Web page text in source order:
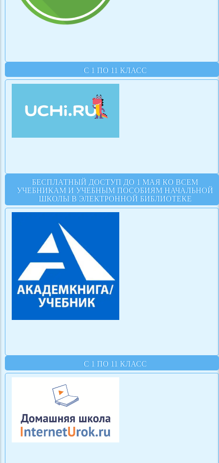
С 1 ПО 11 КЛАСС
БЕСПЛАТНЫЙ ДОСТУП ДО 1 МАЯ КО ВСЕМ
УЧЕБНИКАМ И УЧЕБНЫМ ПОСОБИЯМ НАЧАЛЬНОЙ
ШКОЛЫ В ЭЛЕКТРОННОЙ БИБЛИОТЕКЕ
С 1 ПО 11 КЛАСС